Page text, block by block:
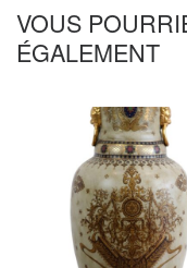
VOUS
ÉGALEMENT